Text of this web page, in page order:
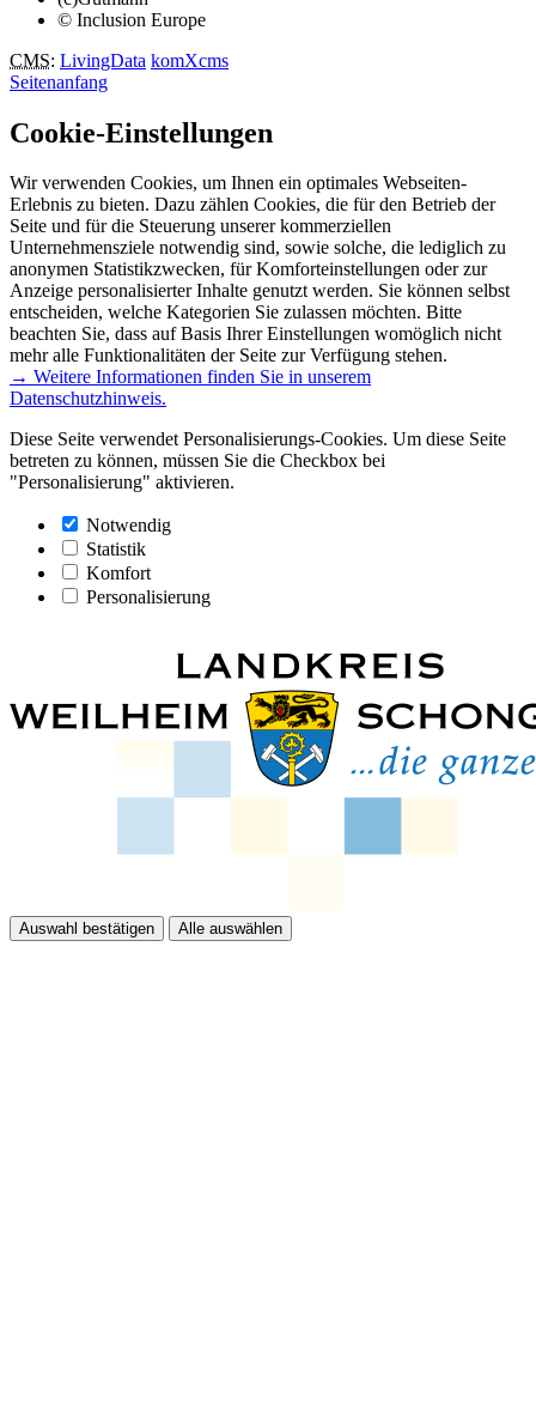
© Inclusion Europe
CMS: LivingData komXcms
Seitenanfang
Cookie-Einstellungen
Wir verwenden Cookies, um Ihnen ein optimales Webseiten-
Erlebnis zu bieten. Dazu zählen Cookies, die für den Betrieb der
Seite und für die Steuerung unserer kommerziellen
Unternehmensziele notwendig sind, sowie solche, die lediglich zu
anonymen Statistikzwecken, für Komforteinstellungen oder zur
Anzeige personalisierter Inhalte genutzt werden. Sie können selbst
entscheiden, welche Kategorien Sie zulassen möchten. Bitte
beachten Sie, dass auf Basis Ihrer Einstellungen womöglich nicht
mehr alle Funktionalitäten der Seite zur Verfügung stehen.
→ Weitere Informationen finden Sie in unserem
Datenschutzhinweis.
Diese Seite verwendet Personalisierungs-Cookies. Um diese Seite
betreten zu können, müssen Sie die Checkbox bei
"Personalisierung" aktivieren.
Notwendig
Statistik
Komfort
Personalisierung
Auswahl bestätigen Alle auswählen